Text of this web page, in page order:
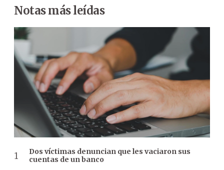
Notas más leídas
Dos víctimas denuncian que les vaciaron sus
cuentas de un banco